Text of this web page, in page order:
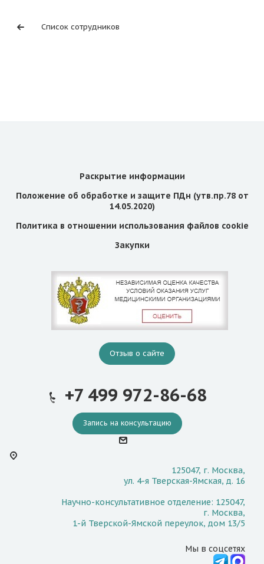
Список сотрудников
Раскрытие информации
Положение об обработке и защите ПДн (утв.пр.78 от
14.05.2020)
Политика в отношении использования файлов cookie
Закупки
Отзыв о сайте
+7 499 972-86-68
Запись на консультацию
125047, г. Москва,
ул. 4-я Тверская-Ямская, д. 16
Научно-консультативное отделение: 125047,
г. Москва,
1-й Тверской-Ямской переулок, дом 13/5
Мы в соцсетях